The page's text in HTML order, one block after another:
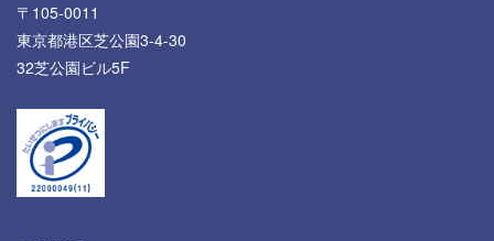
〒105-0011
東京都港区芝公園3-4-30
32芝公園ビル5F